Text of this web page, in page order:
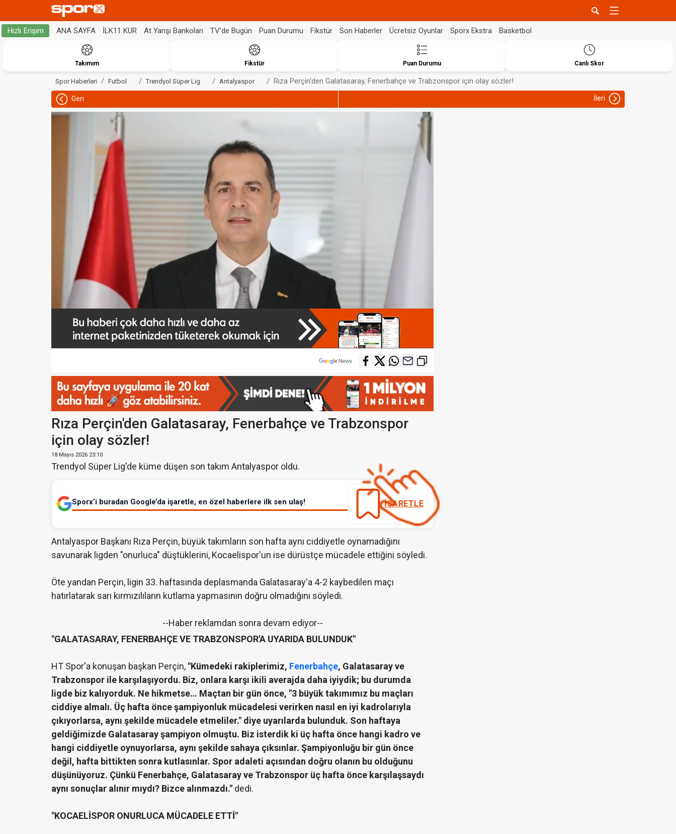
Hızlı Erişim ANA SAYFA İLK11 KUR At Yarışı Bankoları TV'de Bugün Puan Durumu Fikstür Son Haberler Ücretsiz Oyunlar Sporx Ekstra Basketbol
Takımım Fikstür Puan Durumu Canlı Skor
Spor Haberleri Futbol Trendyol Süper Lig Antalyaspor Rıza Perçin'den Galatasaray, Fenerbahçe ve Trabzonspor için olay sözler!
Geri İleri
Rıza Perçin'den Galatasaray, Fenerbahçe ve Trabzonspor
için olay sözler!
18 Mayıs 2026 23:10
Trendyol Süper Lig'de küme düşen son takım Antalyaspor oldu.
Sporx’i buradan Google’da işaretle, en özel haberlere ilk sen ulaş! İŞARETLE
Antalyaspor Başkanı Rıza Perçin, büyük takımların son hafta aynı ciddiyetle oynamadığını
savunarak ligden "onurluca" düştüklerini, Kocaelispor'un ise dürüstçe mücadele ettiğini söyledi.
Öte yandan Perçin, ligin 33. haftasında deplasmanda Galatasaray'a 4-2 kaybedilen maçı
hatırlatarak sarı kırmızılıların kutlama yapmasının doğru olmadığını söyledi.
--Haber reklamdan sonra devam ediyor--
"GALATASARAY, FENERBAHÇE VE TRABZONSPOR'A UYARIDA BULUNDUK"
HT Spor'a konuşan başkan Perçin, "Kümedeki rakiplerimiz, Fenerbahçe, Galatasaray ve
Trabzonspor ile karşılaşıyordu. Biz, onlara karşı ikili averajda daha iyiydik; bu durumda
ligde biz kalıyorduk. Ne hikmetse… Maçtan bir gün önce, "3 büyük takımımız bu maçları
ciddiye almalı. Üç hafta önce şampiyonluk mücadelesi verirken nasıl en iyi kadrolarıyla
çıkıyorlarsa, aynı şekilde mücadele etmeliler." diye uyarılarda bulunduk. Son haftaya
geldiğimizde Galatasaray şampiyon olmuştu. Biz isterdik ki üç hafta önce hangi kadro ve
hangi ciddiyetle oynuyorlarsa, aynı şekilde sahaya çıksınlar. Şampiyonluğu bir gün önce
değil, hafta bittikten sonra kutlasınlar. Spor adaleti açısından doğru olanın bu olduğunu
düşünüyoruz. Çünkü Fenerbahçe, Galatasaray ve Trabzonspor üç hafta önce karşılaşsaydı
aynı sonuçlar alınır mıydı? Bizce alınmazdı." dedi.
"KOCAELİSPOR ONURLUCA MÜCADELE ETTİ"